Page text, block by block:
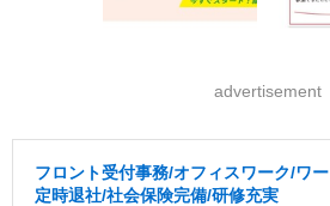
advertisement
フロント受付事務/オフィスワーク/ワ
定時退社/社会保険完備/研修充実